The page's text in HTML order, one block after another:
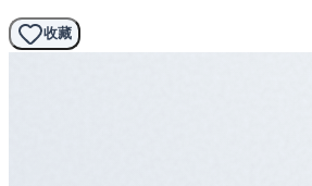
收藏